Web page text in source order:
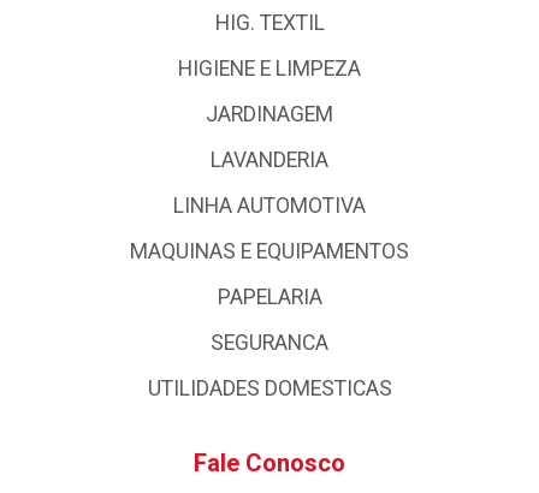
HIG. TEXTIL
HIGIENE E LIMPEZA
JARDINAGEM
LAVANDERIA
LINHA AUTOMOTIVA
MAQUINAS E EQUIPAMENTOS
PAPELARIA
SEGURANCA
UTILIDADES DOMESTICAS
Fale Conosco